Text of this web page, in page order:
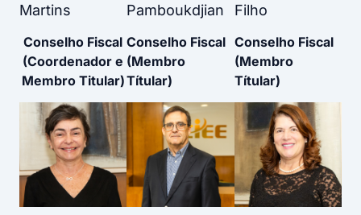
Martins
Conselho Fiscal
(Coordenador e
Membro Titular)
Pamboukdjian
Conselho Fiscal
(Membro
Títular)
Filho
Conselho Fiscal
(Membro
Títular)